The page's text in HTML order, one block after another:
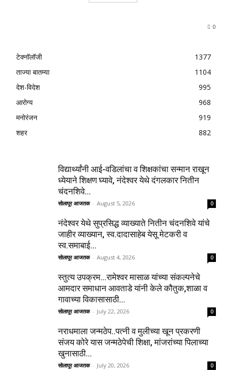
0
टेक्नॉलॉजी
1377
ताज्या बातम्या
1104
देश-विदेश
995
आरोग्य
968
मनोरंजन
919
शहर
882
विद्यार्थ्यांनी आई-वडिलांचा व शिक्षकांचा सन्मान राखून
ध्येयाने शिक्षण घ्यावे, नंदेश्वर येथे दंगलकार नितीन
चंदनशिवे...
सोलापूर आजतक - August 5, 2026 0
नंदेश्वर येथे सुप्रसिद्ध व्याख्याते नितीन चंदनशिवे यांचे
जाहीर व्याख्यान, स्व.दादासाहेब येसू मेटकरी व
स्व.समाबाई...
सोलापूर आजतक - August 4, 2026 0
स्तुत्य उपक्रम…रामेश्वर मासाळ यांच्या संकल्पनेचे
आमदार समाधान आवताडे यांनी केले कौतुक,शाळा व
गावाच्या विकासासाठी...
सोलापूर आजतक - July 22, 2026 0
नराधमाला जन्मठेप..पत्नी व मुलीच्या खून प्रकरणी
संजय कोरे यास जन्मठेपेची शिक्षा, मांजरांच्या पिलाच्या
खुनासाठी...
सोलापूर आजतक - July 20, 2026 0